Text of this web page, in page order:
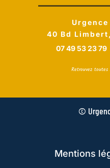
40 Bd
07 49 53 23 79
Retrouvez toutes
©
Mentions